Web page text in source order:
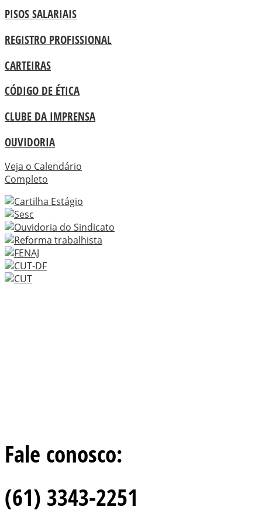
PISOS SALARIAIS
REGISTRO PROFISSIONAL
CARTEIRAS
CÓDIGO DE ÉTICA
CLUBE DA IMPRENSA
OUVIDORIA
Veja o Calendário
Completo
Fale conosco:
(61) 3343-2251